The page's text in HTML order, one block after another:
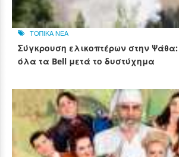
ΤΟΠΙΚΑ ΝΕΑ
Σύγκρουση ελικοπτέρων στην
όλα τα Bell μετά το δυστύχημα